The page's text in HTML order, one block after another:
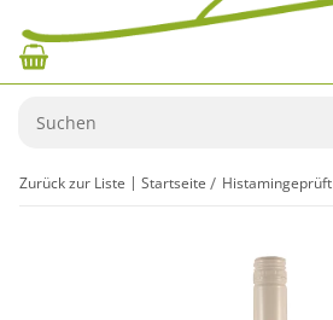
Zurück zur Liste Startseite Histamingeprüft